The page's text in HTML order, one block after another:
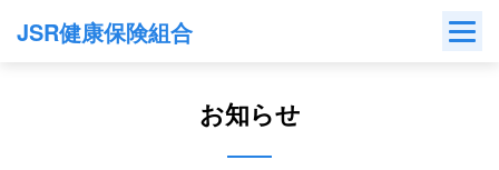
JSR健康保険組合
お知らせ